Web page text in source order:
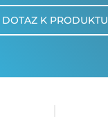
DOTAZ K PRODUKTU